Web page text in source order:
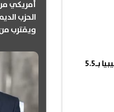
محمد فاروق: مشروع منزل القذافي نقطة تحول لمسيرتي.. ولنا مستحقات في ليبيا بـ5.5
أمريكي
الحزب
ويقترب